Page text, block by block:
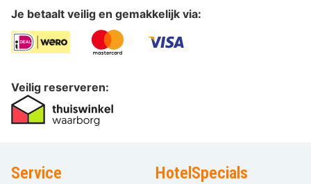
Je betaalt veilig en gemakkelijk via:
Veilig reserveren:
Service HotelSpecials